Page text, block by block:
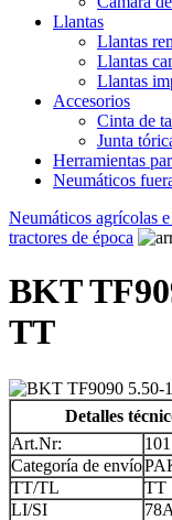
Llantas
Llantas
Llantas
Llantas
Accesorios
Cinta de
Junta
Herramientas
Neumáticos
Neumáticos agrícolas
tractores de época
BKT
TT
Detalles
Art.Nr:
Categoría de envío
TT/TL
TT
LI/SI